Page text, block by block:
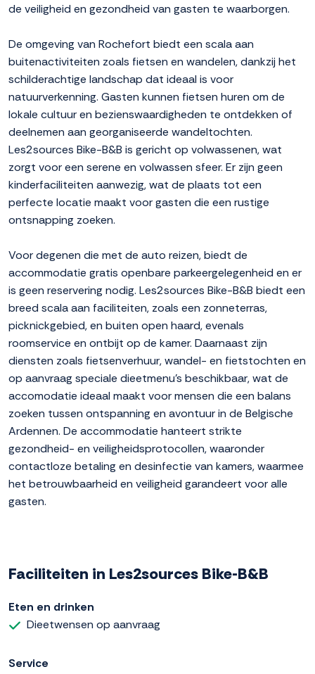
de veiligheid en gezondheid van gasten te waarborgen.
De omgeving van Rochefort biedt een scala aan
buitenactiviteiten zoals fietsen en wandelen, dankzij het
schilderachtige landschap dat ideaal is voor
natuurverkenning. Gasten kunnen fietsen huren om de
lokale cultuur en bezienswaardigheden te ontdekken of
deelnemen aan georganiseerde wandeltochten.
Les2sources Bike-B&B is gericht op volwassenen, wat
zorgt voor een serene en volwassen sfeer. Er zijn geen
kinderfaciliteiten aanwezig, wat de plaats tot een
perfecte locatie maakt voor gasten die een rustige
ontsnapping zoeken.
Voor degenen die met de auto reizen, biedt de
accommodatie gratis openbare parkeergelegenheid en er
is geen reservering nodig. Les2sources Bike-B&B biedt een
breed scala aan faciliteiten, zoals een zonneterras,
picknickgebied, en buiten open haard, evenals
roomservice en ontbijt op de kamer. Daarnaast zijn
diensten zoals fietsenverhuur, wandel- en fietstochten en
op aanvraag speciale dieetmenu's beschikbaar, wat de
accomodatie ideaal maakt voor mensen die een balans
zoeken tussen ontspanning en avontuur in de Belgische
Ardennen. De accommodatie hanteert strikte
gezondheid- en veiligheidsprotocollen, waaronder
contactloze betaling en desinfectie van kamers, waarmee
het betrouwbaarheid en veiligheid garandeert voor alle
gasten.
Faciliteiten in Les2sources Bike-B&B
Eten en drinken
Dieetwensen op aanvraag
Service